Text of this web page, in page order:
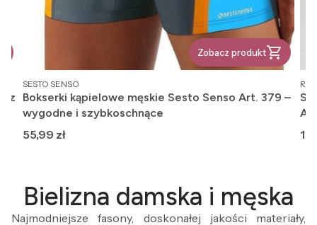
z
Zobacz produkt
PRODUCENT
SESTO SENSO
Bokserki kąpielowe męskie Sesto Senso Art. 379 –
wygodne i szybkoschnące
Cena
55,99 zł
Bielizna damska i męska
Najmodniejsze fasony, doskonałej jakości materiały,